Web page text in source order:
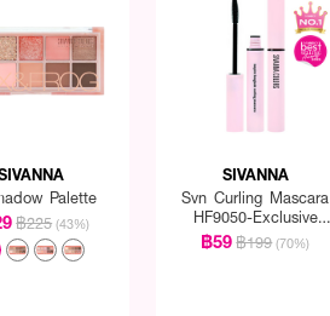
Palette
฿225 (43%)
SIVANNA
Svn Curling Mascara
HF9050-Exclusive
EVEANDBOY
฿59฿199 (70%)